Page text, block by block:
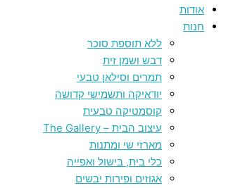
אודות
חנות
ללא תוספת סוכר
דבש ושמן זית
תמרים וסילאן טבעי
יודאיקה ותשמישי קדושה
קוסמטיקה טבעית
עיצוב הבית – The Gallery
מארזי שי ומתנות
כלי בית, בישול ואפייה
אגוזים ופירות יבשים